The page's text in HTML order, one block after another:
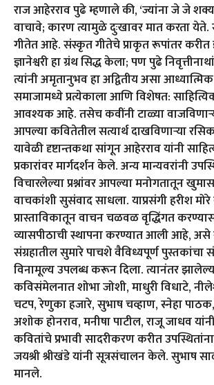
राज आहेरराव पुढे म्हणाले की, ‘ज्यांना जे जे
वाचावे; कारण त्यामुळे दुःखावर मात करता
गीतेत आहे. संस्कृत गीतेचे प्राकृत रूपांतर करीत
ज्ञानेश्वरी हा ग्रंथ सिद्ध केला; पण पुढे
त्यांनी अमृतानुभव हा अद्वितीय असा
समाजामध्ये प्रत्येकाला आणि विशेषत:
आवश्यक आहे. तसेच कवींनी टाळ्या वाजविणाऱ्या
आपल्या कवितेतील सत्यार्थ दाखविणार्‍या
यावेळी दृष्टान्तकथा सांगून आहेरराव यांनी
प्रकारांवर मार्गदर्शन केले. अन्य मान्यवरांनी
विचारलेल्या प्रश्नांवर आपल्या मनोगतातून
वाचकांशी सुसंवाद साधला. याप्रसंगी हरीश मोरे
प्रास्ताविकातून वाचन चळवळ वृद्धिंगत
व्यासपीठाची स्थापना करण्यात आली आहे,
संग्रहातील सुमारे पाचशे वैविध्यपूर्ण पुस्तकांचा
विनामूल्य उपलब्ध करून दिला. त्यानंतर झालेल्या
कविसंमेलनात शोभा जोशी, माधुरी विधाटे,
चटप, रेणुका हजारे, सुभाष चव्हाण, स्नेहा
अशोक होनराव, मनीषा पाटील, राजू जाधव
कवितांचे प्रभावी सादरीकरण करीत
जयश्री श्रीखंडे यांनी सूत्रसंचालन केले. सुभाष
मानले.